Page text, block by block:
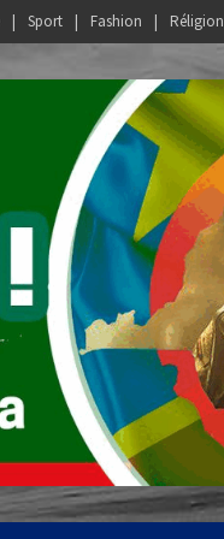
Sport Fashion Réligion